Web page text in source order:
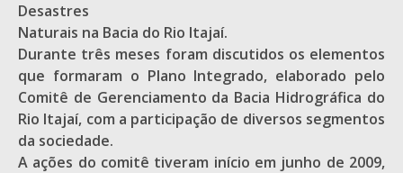
Desastres
Naturais na Bacia do Rio Itajaí.
Durante três meses foram discutidos os elementos
que formaram o Plano Integrado, elaborado pelo
Comitê de Gerenciamento da Bacia Hidrográfica do
Rio Itajaí, com a participação de diversos segmentos
da sociedade.
A ações do comitê tiveram início em junho de 2009,